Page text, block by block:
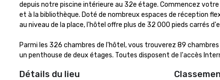
depuis notre piscine intérieure au 32e étage. Commencez
et à la bibliothèque. Doté de nombreux espaces de réception
au niveau de la place, l'hôtel offre plus de 32 000 pieds carrés
Parmi les 326 chambres de l'hôtel, vous trouverez 89
un penthouse de deux étages. Toutes disposent de l'accès
Détails du lieu